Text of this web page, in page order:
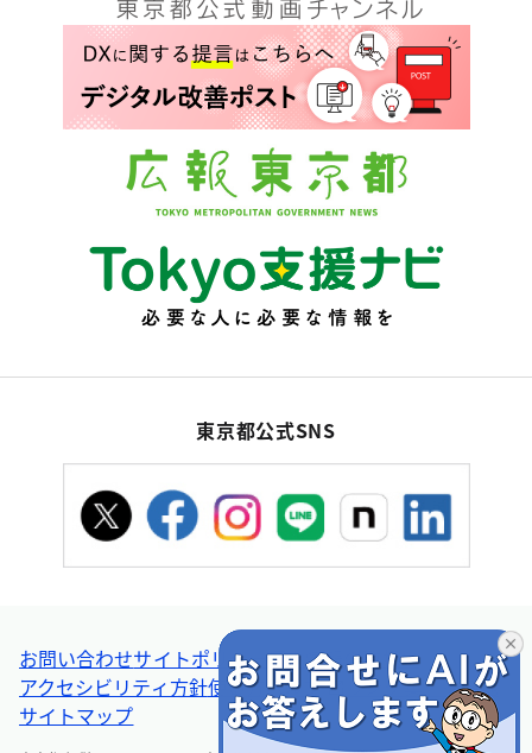
東京都公式SNS
お問い合わせサイトポリシー個人情報の取扱い
アクセシビリティ方針使い方ヘルプ
リンク集・その他
サイトマップ